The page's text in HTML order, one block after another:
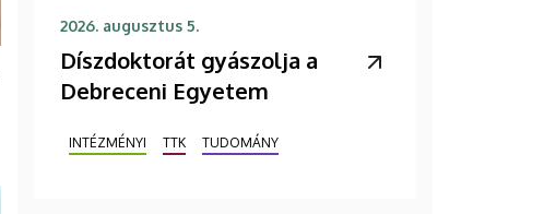
2026. augusztus 5.
Díszdoktorát gyászolja a
Debreceni Egyetem
INTÉZMÉNYI TTK TUDOMÁNY